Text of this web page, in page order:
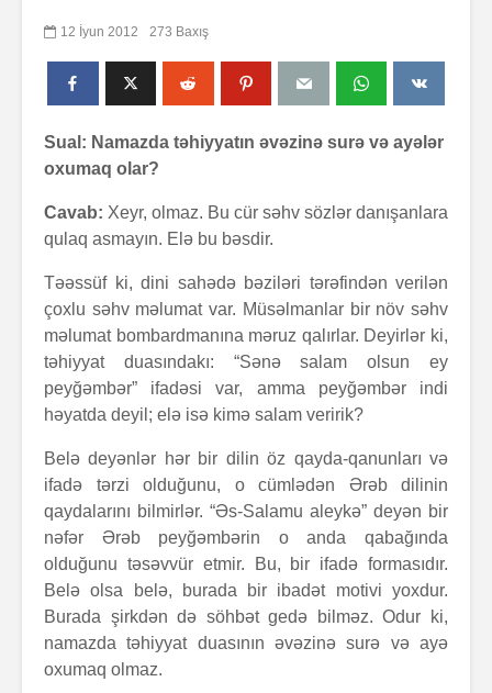
12 İyun 2012 273 Baxış
Sual: Namazda təhiyyatın əvəzinə surə və ayələr
oxumaq olar?
Cavab: Xeyr, olmaz. Bu cür səhv sözlər danışanlara
qulaq asmayın. Elə bu bəsdir.
Təəssüf ki, dini sahədə bəziləri tərəfindən verilən
çoxlu səhv məlumat var. Müsəlmanlar bir növ səhv
məlumat bombardmanına məruz qalırlar. Deyirlər ki,
təhiyyat duasındakı: “Sənə salam olsun ey
peyğəmbər” ifadəsi var, amma peyğəmbər indi
həyatda deyil; elə isə kimə salam veririk?
Belə deyənlər hər bir dilin öz qayda-qanunları və
ifadə tərzi olduğunu, o cümlədən Ərəb dilinin
qaydalarını bilmirlər. “Əs-Salamu aleykə” deyən bir
nəfər Ərəb peyğəmbərin o anda qabağında
olduğunu təsəvvür etmir. Bu, bir ifadə formasıdır.
Belə olsa belə, burada bir ibadət motivi yoxdur.
Burada şirkdən də söhbət gedə bilməz. Odur ki,
namazda təhiyyat duasının əvəzinə surə və ayə
oxumaq olmaz.